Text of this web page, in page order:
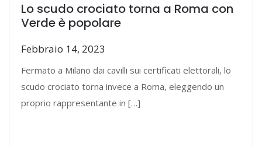
Lo scudo crociato torna a Roma con
Verde è popolare
Febbraio 14, 2023
Fermato a Milano dai cavilli sui certificati elettorali, lo
scudo crociato torna invece a Roma, eleggendo un
proprio rappresentante in […]